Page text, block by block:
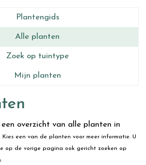
Plantengids
Alle planten
Zoek op tuintype
Mijn planten
overzicht van alle planten in
Kies een van de planten voor meer informatie. U
op de vorige pagina ook gericht zoeken op